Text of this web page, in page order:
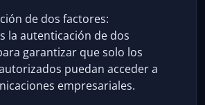
de dos factores:
la autenticación de dos
garantizar que solo los
puedan acceder a
empresariales.